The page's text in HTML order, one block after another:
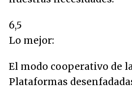
6,5
Lo mejor:
El modo cooperativo de
Plataformas